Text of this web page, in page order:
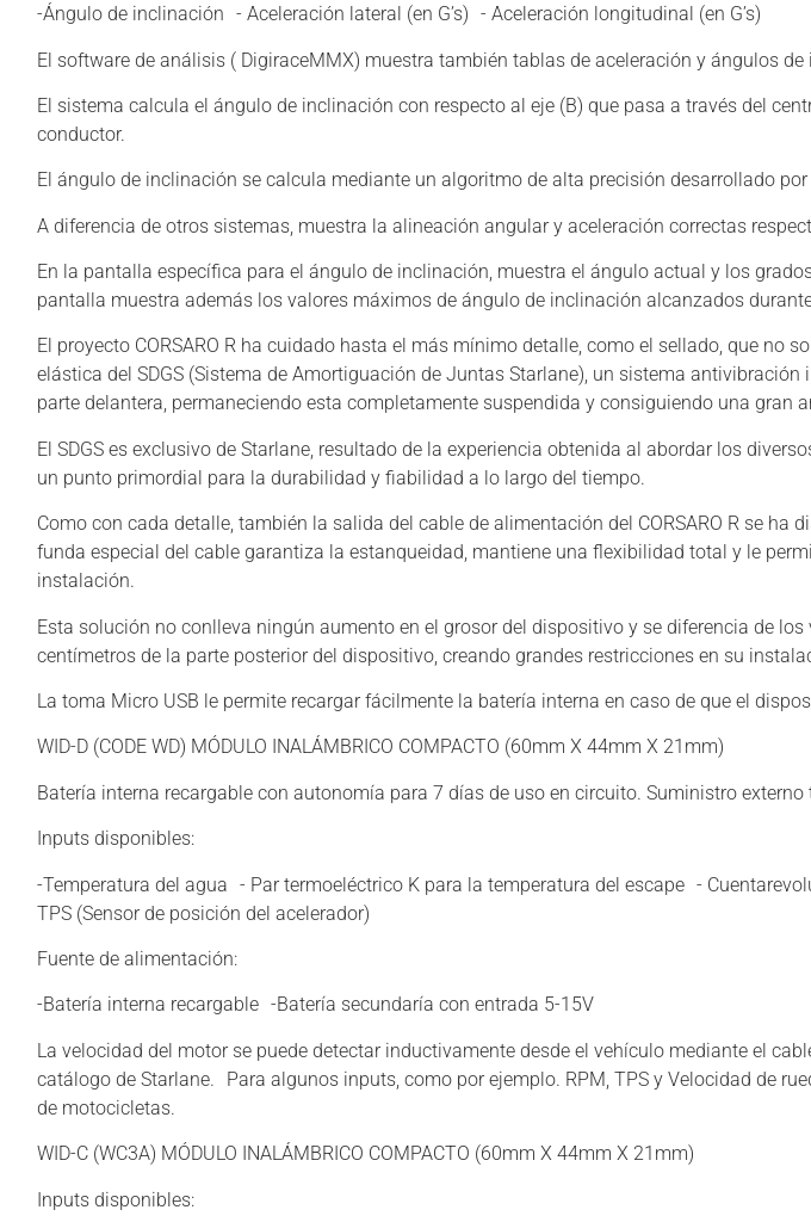
-Ángulo de inclinación - Aceleración lateral (en G’s) - Aceleración longitudinal (en G’s)
El software de análisis ( DigiraceMMX) muestra también tablas de aceleración y ángulos de
El sistema calcula el ángulo de inclinación con respecto al eje (B) que pasa a través del
conductor.
El ángulo de inclinación se calcula mediante un algoritmo de alta precisión desarrollado
A diferencia de otros sistemas, muestra la alineación angular y aceleración correctas
En la pantalla específica para el ángulo de inclinación, muestra el ángulo actual y los
pantalla muestra además los valores máximos de ángulo de inclinación alcanzados
El proyecto CORSARO R ha cuidado hasta el más mínimo detalle, como el sellado, que
elástica del SDGS (Sistema de Amortiguación de Juntas Starlane), un sistema
parte delantera, permaneciendo esta completamente suspendida y consiguiendo una
El SDGS es exclusivo de Starlane, resultado de la experiencia obtenida al abordar los
un punto primordial para la durabilidad y fiabilidad a lo largo del tiempo.
Como con cada detalle, también la salida del cable de alimentación del CORSARO R se
funda especial del cable garantiza la estanqueidad, mantiene una flexibilidad total y le
instalación.
Esta solución no conlleva ningún aumento en el grosor del dispositivo y se diferencia de
centímetros de la parte posterior del dispositivo, creando grandes restricciones en su
La toma Micro USB le permite recargar fácilmente la batería interna en caso de que el
WID-D (CODE WD) MÓDULO INALÁMBRICO COMPACTO (60mm X 44mm X 21mm)
Batería interna recargable con autonomía para 7 días de uso en circuito. Suministro
Inputs disponibles:
-Temperatura del agua - Par termoeléctrico K para la temperatura del escape -
TPS (Sensor de posición del acelerador)
Fuente de alimentación:
-Batería interna recargable -Batería secundaría con entrada 5-15V
La velocidad del motor se puede detectar inductivamente desde el vehículo mediante el
catálogo de Starlane. Para algunos inputs, como por ejemplo. RPM, TPS y Velocidad de
de motocicletas.
WID-C (WC3A) MÓDULO INALÁMBRICO COMPACTO (60mm X 44mm X 21mm)
Inputs disponibles: